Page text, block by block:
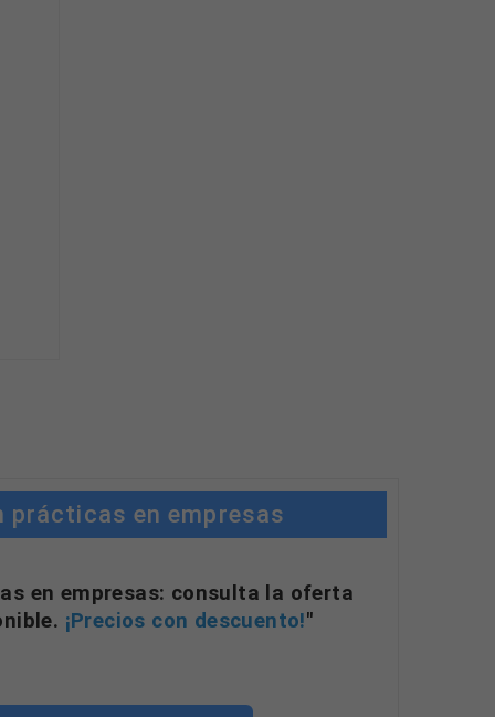
prácticas en empresas
en empresas: consulta la oferta
¡Precios con descuento!"